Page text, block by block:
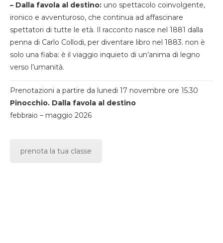
– Dalla favola al destino: uno spettacolo coinvolgente,
ironico e avventuroso, che continua ad affascinare
spettatori di tutte le età. Il racconto nasce nel 1881 dalla
penna di Carlo Collodi, per diventare libro nel 1883. non è
solo una fiaba: è il viaggio inquieto di un’anima di legno
verso l’umanità.
Prenotazioni a partire da lunedi 17 novembre ore 15.30
Pinocchio. Dalla favola al destino
febbraio – maggio 2026
prenota la tua classe